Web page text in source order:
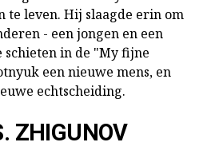
te leven. Hij slaagde erin om
- een jongen en een
schieten in de "My fijne
een nieuwe mens, en
echtscheiding.
ZHIGUNOV